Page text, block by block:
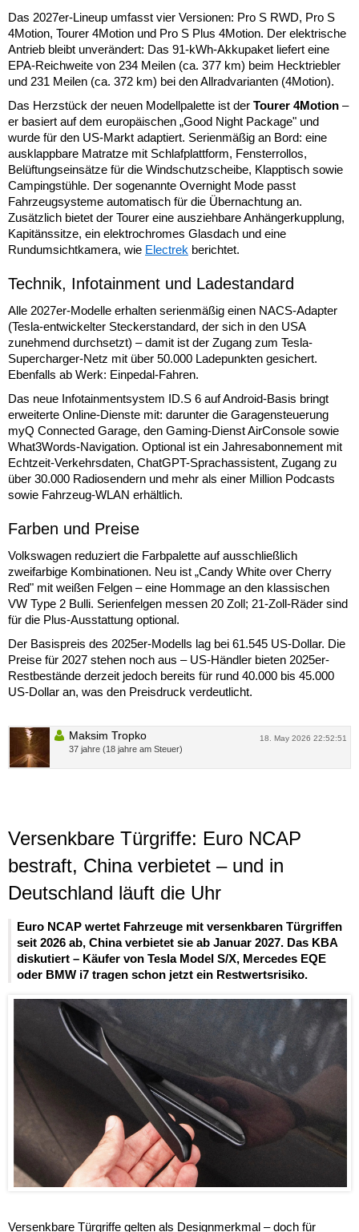
Das 2027er-Lineup umfasst vier Versionen: Pro S RWD, Pro S
4Motion, Tourer 4Motion und Pro S Plus 4Motion. Der elektrische
Antrieb bleibt unverändert: Das 91-kWh-Akkupaket liefert eine
EPA-Reichweite von 234 Meilen (ca. 377 km) beim Hecktriebler
und 231 Meilen (ca. 372 km) bei den Allradvarianten (4Motion).
Das Herzstück der neuen Modellpalette ist der Tourer 4Motion –
er basiert auf dem europäischen „Good Night Package" und
wurde für den US-Markt adaptiert. Serienmäßig an Bord: eine
ausklappbare Matratze mit Schlafplattform, Fensterrollos,
Belüftungseinsätze für die Windschutzscheibe, Klapptisch sowie
Campingstühle. Der sogenannte Overnight Mode passt
Fahrzeugsysteme automatisch für die Übernachtung an.
Zusätzlich bietet der Tourer eine ausziehbare Anhängerkupplung,
Kapitänssitze, ein elektrochromes Glasdach und eine
Rundumsichtkamera, wie Electrek berichtet.
Technik, Infotainment und Ladestandard
Alle 2027er-Modelle erhalten serienmäßig einen NACS-Adapter
(Tesla-entwickelter Steckerstandard, der sich in den USA
zunehmend durchsetzt) – damit ist der Zugang zum Tesla-
Supercharger-Netz mit über 50.000 Ladepunkten gesichert.
Ebenfalls ab Werk: Einpedal-Fahren.
Das neue Infotainmentsystem ID.S 6 auf Android-Basis bringt
erweiterte Online-Dienste mit: darunter die Garagensteuerung
myQ Connected Garage, den Gaming-Dienst AirConsole sowie
What3Words-Navigation. Optional ist ein Jahresabonnement mit
Echtzeit-Verkehrsdaten, ChatGPT-Sprachassistent, Zugang zu
über 30.000 Radiosendern und mehr als einer Million Podcasts
sowie Fahrzeug-WLAN erhältlich.
Farben und Preise
Volkswagen reduziert die Farbpalette auf ausschließlich
zweifarbige Kombinationen. Neu ist „Candy White over Cherry
Red" mit weißen Felgen – eine Hommage an den klassischen
VW Type 2 Bulli. Serienfelgen messen 20 Zoll; 21-Zoll-Räder sind
für die Plus-Ausstattung optional.
Der Basispreis des 2025er-Modells lag bei 61.545 US-Dollar. Die
Preise für 2027 stehen noch aus – US-Händler bieten 2025er-
Restbestände derzeit jedoch bereits für rund 40.000 bis 45.000
US-Dollar an, was den Preisdruck verdeutlicht.
18. May 2026 22:52:51
Maksim Tropko
37 jahre (18 jahre am Steuer)
Versenkbare Türgriffe: Euro NCAP
bestraft, China verbietet – und in
Deutschland läuft die Uhr
Euro NCAP wertet Fahrzeuge mit versenkbaren Türgriffen
seit 2026 ab, China verbietet sie ab Januar 2027. Das KBA
diskutiert – Käufer von Tesla Model S/X, Mercedes EQE
oder BMW i7 tragen schon jetzt ein Restwertsrisiko.
Versenkbare Türgriffe gelten als Designmerkmal – doch für